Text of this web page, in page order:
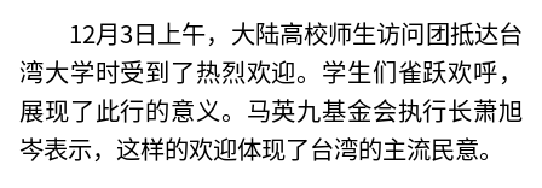
12月3日上午，大陆高校师生访问团抵达台
湾大学时受到了热烈欢迎。学生们雀跃欢呼，
展现了此行的意义。马英九基金会执行长萧旭
岑表示，这样的欢迎体现了台湾的主流民意。